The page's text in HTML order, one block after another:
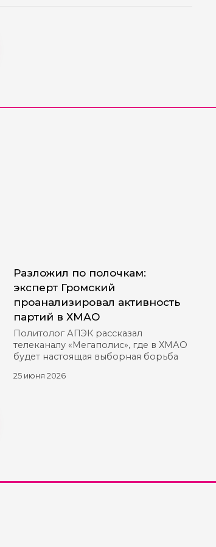
Разложил по полочкам:
эксперт Громский
проанализировал активность
партий в ХМАО
Политолог АПЭК рассказал
телеканалу «Мегаполис», где в ХМАО
будет настоящая выборная борьба
25 июня 2026